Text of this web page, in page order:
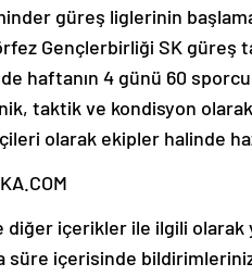
güreş liglerinin
Gençlerbirliği SK güreş
haftanın 4 günü 60
taktik ve kondisyon
olarak ekipler halinde
diğer içerikler ile ilgili
süre içerisinde